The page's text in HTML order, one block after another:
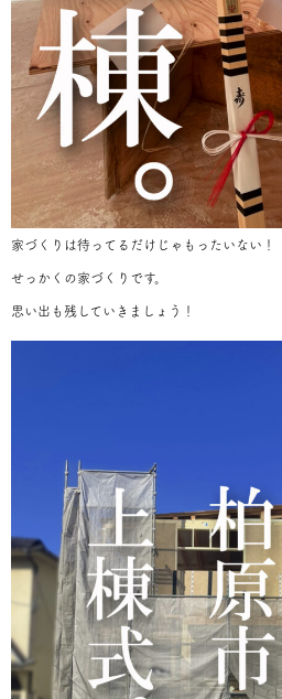
家づくりは待ってるだけじゃもったいない！
せっかくの家づくりです。
思い出も残していきましょう！